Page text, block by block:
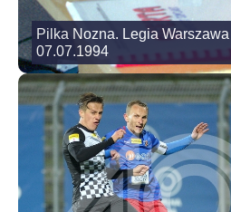
Pilka Nozna. Legia
07.07.1994